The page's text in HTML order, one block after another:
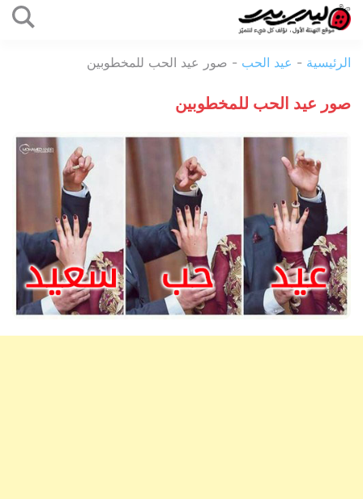
المحتوى
بيرد
الرئيسية - عيد الحب - صور عيد الحب للمخطوبين
صور عيد الحب للمخطوبين